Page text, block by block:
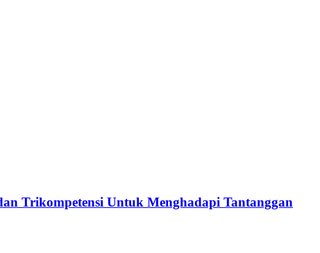
Trikompetensi Untuk Menghadapi Tantanggan